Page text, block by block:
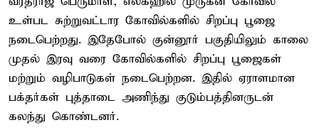
உள்பட சுற்றுவட்டார கோவில்களில் சிறப்பு பூஜை
நடைபெற்றது. இதேபோல் குன்னூர் பகுதியிலும் காலை
முதல் இரவு வரை கோவில்களில் சிறப்பு பூஜைகள்
மற்றும் வழிபாடுகள் நடைபெற்றன. இதில் ஏராளமான
பக்தர்கள் புத்தாடை அணிந்து குடும்பத்தினருடன்
கலந்து கொண்டனர்.